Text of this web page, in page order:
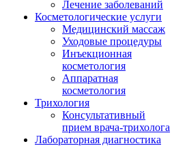
Лечение заболеваний
Косметологические услуги
Медицинский массаж
Уходовые процедуры
Инъекционная
косметология
Аппаратная
косметология
Трихология
Консультативный
прием врача-трихолога
Лабораторная диагностика